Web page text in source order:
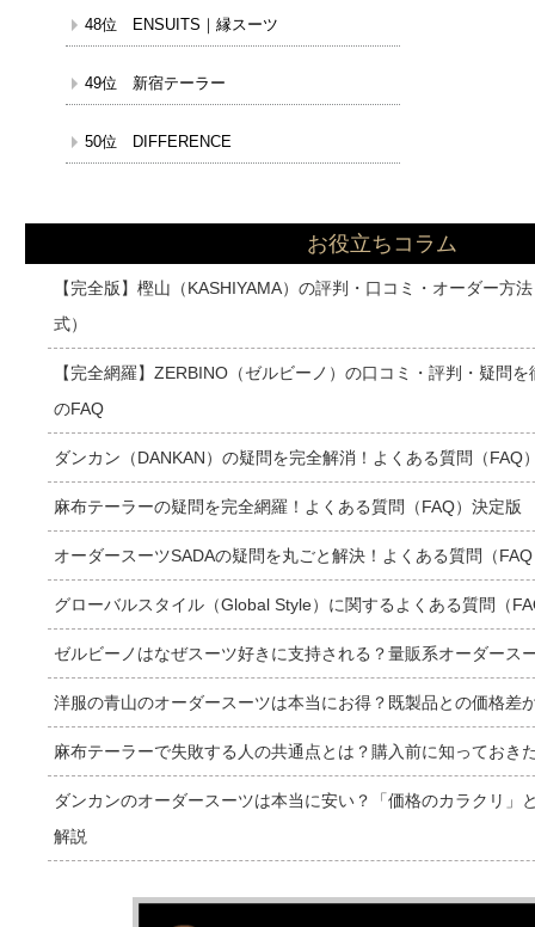
48位 ENSUITS｜縁スーツ
49位 新宿テーラー
50位 DIFFERENCE
お役立ちコラム
【完全版】樫山（KASHIYAMA）の評判・口コミ・オーダー方
式）
【完全網羅】ZERBINO（ゼルビーノ）の口コミ・評判・疑問
のFAQ
ダンカン（DANKAN）の疑問を完全解消！よくある質問（FAQ
麻布テーラーの疑問を完全網羅！よくある質問（FAQ）決定版
オーダースーツSADAの疑問を丸ごと解決！よくある質問（
グローバルスタイル（Global Style）に関するよくある質問（
ゼルビーノはなぜスーツ好きに支持される？量販系オーダース
洋服の青山のオーダースーツは本当にお得？既製品との価格差
麻布テーラーで失敗する人の共通点とは？購入前に知っておき
ダンカンのオーダースーツは本当に安い？「価格のカラクリ」
解説